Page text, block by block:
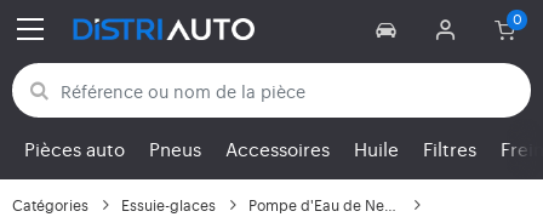
Retour aux catégories
Pièces auto Pneus Accessoires Huile Filtres
Catégories Essuie-glaces